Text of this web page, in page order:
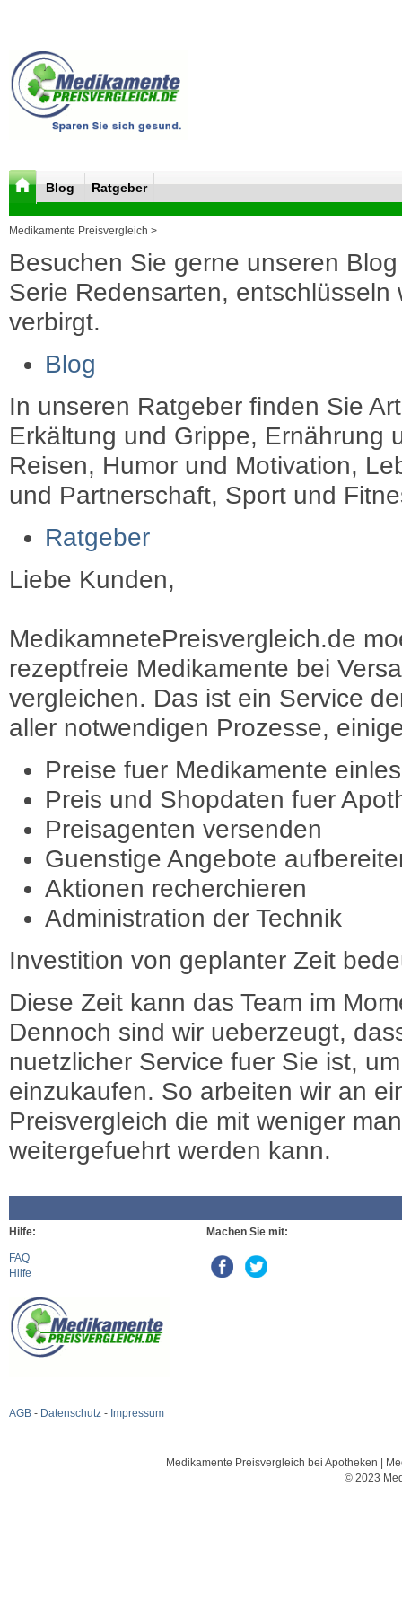
Blog Ratgeber
Medikamente Preisvergleich >
Besuchen Sie gerne unseren
Serie Redensarten, entschlüsseln
verbirgt.
Blog
In unseren Ratgeber finden Sie
Erkältung und Grippe, Ernährung
Reisen, Humor und Motivation,
und Partnerschaft, Sport und
Ratgeber
Liebe Kunden,
MedikamnetePreisvergleich.de
rezeptfreie Medikamente bei
vergleichen. Das ist ein Service
aller notwendigen Prozesse,
Preise fuer Medikamente
Preis und Shopdaten fuer
Preisagenten versenden
Guenstige Angebote
Aktionen recherchieren
Administration der Technik
Investition von geplanter Zeit
Diese Zeit kann das Team im
Dennoch sind wir ueberzeugt,
nuetzlicher Service fuer Sie ist,
einzukaufen. So arbeiten wir an
Preisvergleich die mit weniger
weitergefuehrt werden kann.
Hilfe:
FAQ
Hilfe
AGB - Datenschutz - Impressum
Machen Sie mit:
Medikamente Preisvergleich bei Apotheken |
© 2023